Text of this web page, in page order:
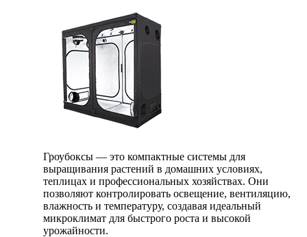
Гроубоксы — это компактные системы для
выращивания растений в домашних условиях,
теплицах и профессиональных хозяйствах. Они
позволяют контролировать освещение, вентиляцию,
влажность и температуру, создавая идеальный
микроклимат для быстрого роста и высокой
урожайности.